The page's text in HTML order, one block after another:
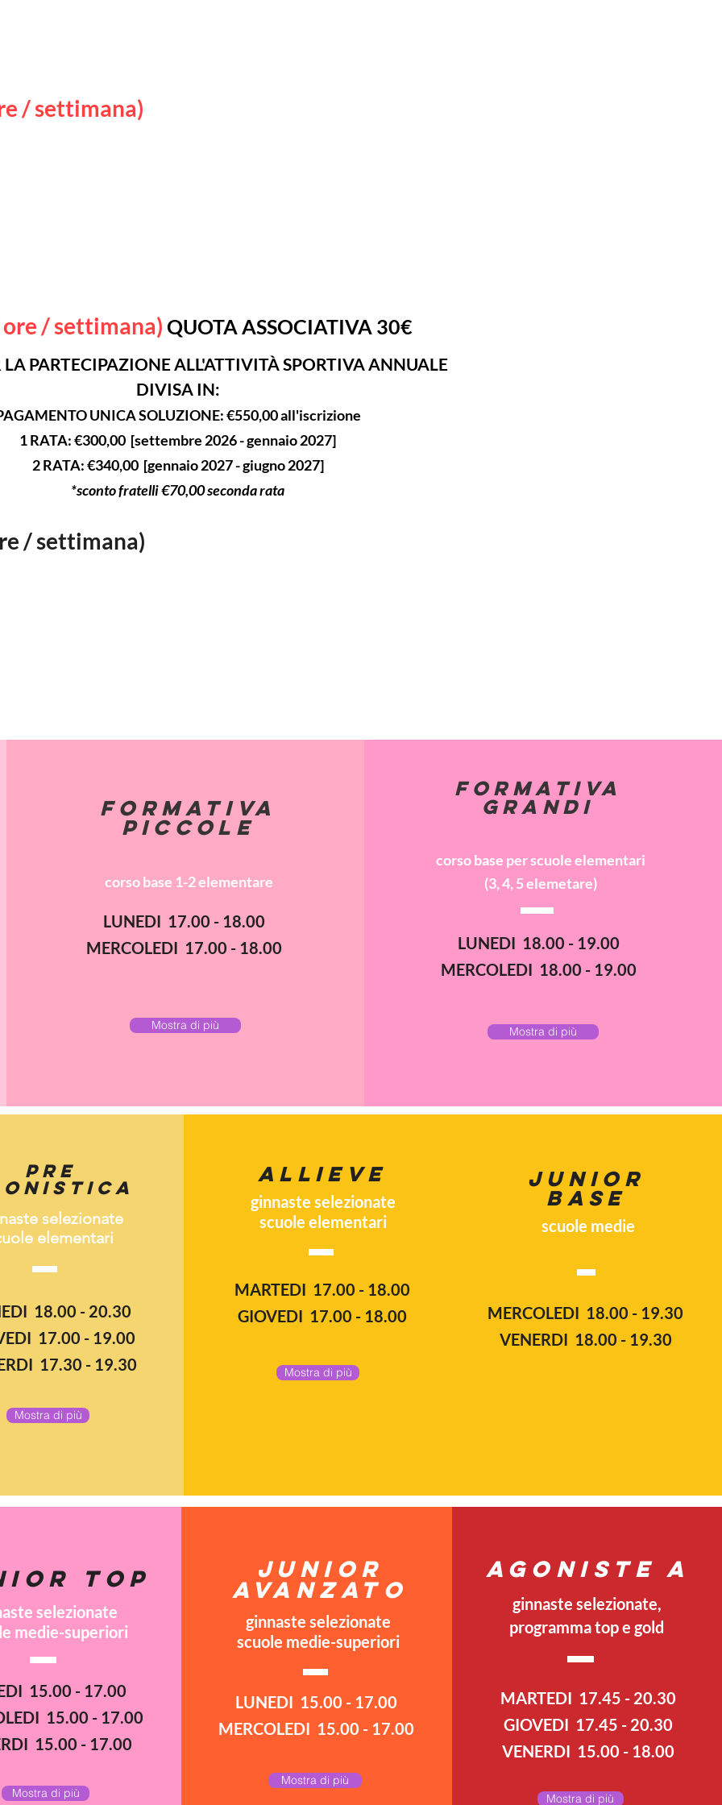
/ settimana)
LA PARTECIPAZIONE ALL'ATTIVITÀ SPORTIVA ANNUALE
DIVISA IN:
UNICA SOLUZIONE: €550,00 all'iscrizione
1 RATA: €300,00 [settembre 2026 - gennaio 2027]
2 RATA: €340,00 [gennaio 2027 - giugno 2027]
*sconto fratelli €70,00 seconda rata
ore / settimana) QUOTA ASSOCIATIVA 30€
/ settimana)
corso base dai 3 ai 5 anni
FORMATIVA
PICCOLE
corso base 1-2 elementare
LUNEDI 17.00 - 18.00
MERCOLEDI 17.00 - 18.00
Mostra di più
FORMATIVA
GRANDI
corso base per scuole elementari
(3, 4, 5 elemetare)
LUNEDI 18.00 - 19.00
MERCOLEDI 18.00 - 19.00
Mostra di più
base dai 3 ai 5 anni
PRE
selezionate
elementari
18.00 - 20.30
17.00 - 19.00
17.30 - 19.30
Mostra di più
ALLIEVE
ginnaste selezionate
scuole elementari
MARTEDI 17.00 - 18.00
GIOVEDI 17.00 - 18.00
Mostra di più
JUNIOR
BASE
scuole medie
MERCOLEDI 18.00 - 19.30
VENERDI 18.00 - 19.30
base dai 3 ai 5 anni
TOP
selezionate
medie-superiori
15.00 - 17.00
15.00 - 17.00
15.00 - 17.00
Mostra di più
JUNIOR
AVANZATO
ginnaste selezionate
scuole medie-superiori
LUNEDI 15.00 - 17.00
MERCOLEDI 15.00 - 17.00
Mostra di più
AGONISTE A
ginnaste selezionate,
programma top e gold
MARTEDI 17.45 - 20.30
GIOVEDI 17.45 - 20.30
VENERDI 15.00 - 18.00
Mostra di più